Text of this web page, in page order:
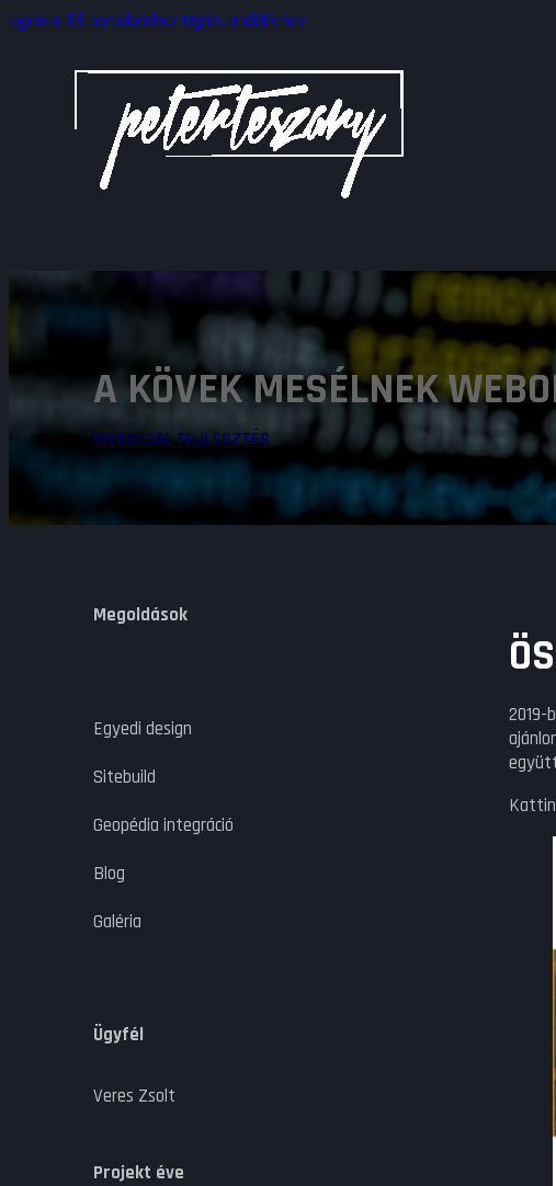
Ugrás a fő tartalomhoz Ugrás a lábléchez
A KÖVEK MESÉLNEK
WEBOLDAL FEJLESZTÉS
Megoldások
Egyedi design
Sitebuild
Geopédia integráció
Blog
Galéria
Ügyfél
Veres Zsolt
Projekt éve
2019-